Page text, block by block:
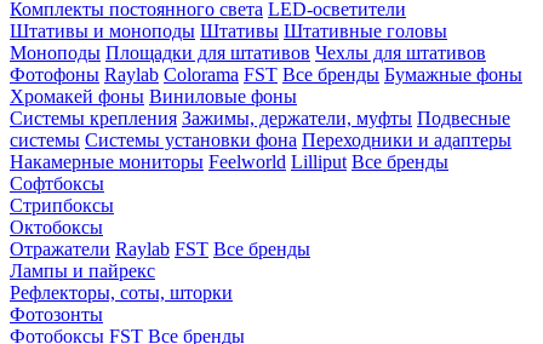
Комплекты постоянного света LED-осветители
Штативы и моноподы Штативы Штативные головы
Моноподы Площадки для штативов Чехлы для штативов
Фотофоны Raylab Colorama FST Все бренды Бумажные фоны
Хромакей фоны Виниловые фоны
Системы крепления Зажимы, держатели, муфты Подвесные
системы Системы установки фона Переходники и адаптеры
Накамерные мониторы Feelworld Lilliput Все бренды
Софтбоксы
Стрипбоксы
Октобоксы
Отражатели Raylab FST Все бренды
Лампы и пайрекс
Рефлекторы, соты, шторки
Фотозонты
Фотобоксы FST Все бренды